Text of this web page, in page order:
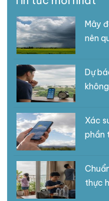
Mây
nên
Dự
Xác
phần
thực